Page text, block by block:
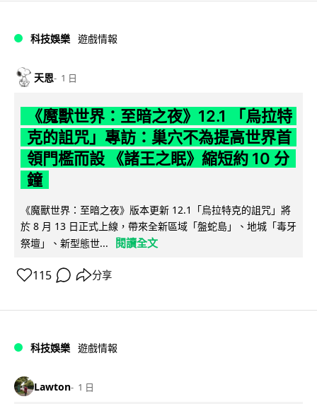
科技娛樂 遊戲情報
天恩 1 日
《魔獸世界：至暗之夜》12.1 「烏拉特
克的詛咒」專訪：巢穴不為提高世界首
領門檻而設 《諸王之眠》縮短約 10 分
鐘
《魔獸世界：至暗之夜》版本更新 12.1「烏拉特克的詛咒」將
於 8 月 13 日正式上線，帶來全新區域「盤蛇島」、地城「毒牙
祭壇」、新型態世...
閱讀全文
115 分享
科技娛樂 遊戲情報
Lawton 1 日